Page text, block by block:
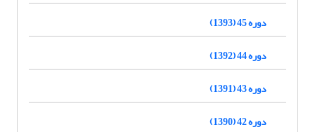
دوره 45 (1393)
دوره 44 (1392)
دوره 43 (1391)
دوره 42 (1390)